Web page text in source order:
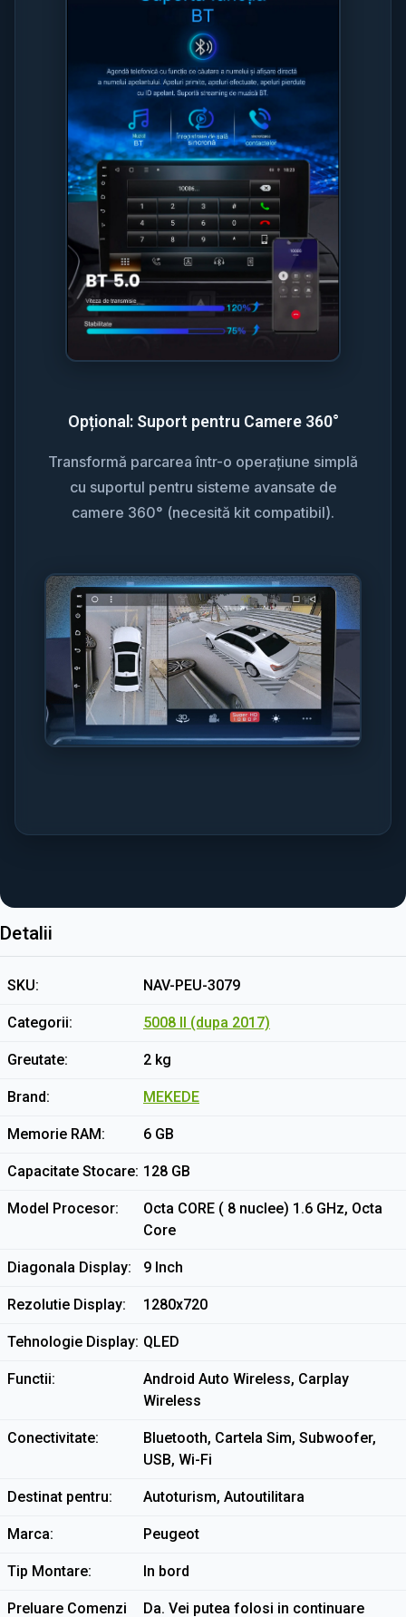
Opțional: Suport pentru Camere 360°
Transformă parcarea într-o operațiune simplă
cu suportul pentru sisteme avansate de
camere 360° (necesită kit compatibil).
Detalii
SKU NAV-PEU-3079
Categorii 5008 II (dupa 2017)
Greutate 2 kg
Brand MEKEDE
Memorie RAM 6 GB
Capacitate Stocare 128 GB
Model Procesor
Octa CORE ( 8 nuclee) 1.6 GHz, Octa
Core
Diagonala Display 9 Inch
Rezolutie Display 1280x720
Tehnologie Display QLED
Functii
Android Auto Wireless, Carplay
Wireless
Conectivitate
Bluetooth, Cartela Sim, Subwoofer,
USB, Wi-Fi
Destinat pentru Autoturism, Autoutilitara
Marca Peugeot
Tip Montare In bord
Preluare Comenzi
Da. Vei putea folosi in continuare